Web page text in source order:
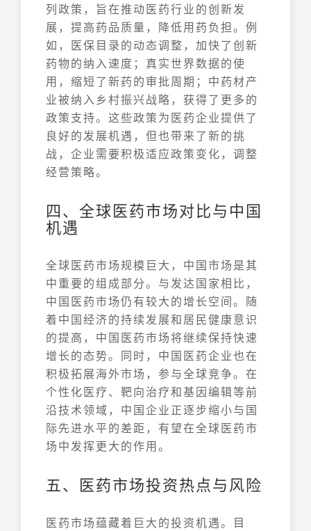
列政策，旨在推动医药行业的创新发
展，提高药品质量，降低用药负担。例
如，医保目录的动态调整，加快了创新
药物的纳入速度；真实世界数据的使
用，缩短了新药的审批周期；中药材产
业被纳入乡村振兴战略，获得了更多的
政策支持。这些政策为医药企业提供了
良好的发展机遇，但也带来了新的挑
战，企业需要积极适应政策变化，调整
经营策略。
四、全球医药市场对比与中国
机遇
全球医药市场规模巨大，中国市场是其
中重要的组成部分。与发达国家相比，
中国医药市场仍有较大的增长空间。随
着中国经济的持续发展和居民健康意识
的提高，中国医药市场将继续保持快速
增长的态势。同时，中国医药企业也在
积极拓展海外市场，参与全球竞争。在
个性化医疗、靶向治疗和基因编辑等前
沿技术领域，中国企业正逐步缩小与国
际先进水平的差距，有望在全球医药市
场中发挥更大的作用。
五、医药市场投资热点与风险
医药市场蕴藏着巨大的投资机遇。目